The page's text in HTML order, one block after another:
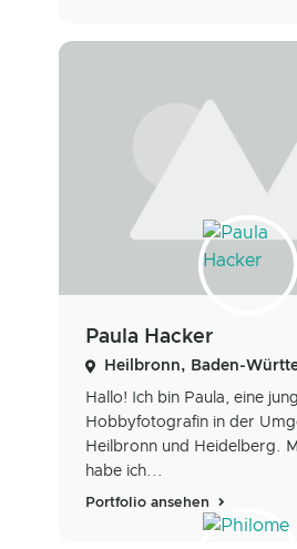
Paula Hacker
Heilbronn, Baden-
Hallo! Ich bin Paula, eine
Hobbyfotografin in der
Heilbronn und Heidelberg.
habe ich...
Portfolio ansehen